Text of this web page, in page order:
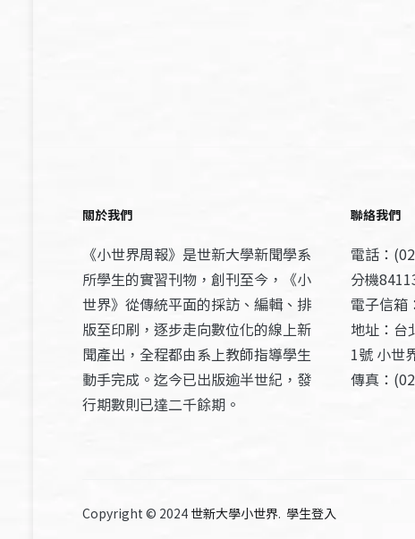
關於我們
《小世界周報》是世新大學新聞學系
所學生的實習刊物，創刊至今，《小
世界》從傳統平面的採訪、編輯、排
版至印刷，逐步走向數位化的線上新
聞產出，全程都由系上教師指導學生
動手完成。迄今已出版逾半世紀，發
行期數則已達二千餘期。
聯絡我們
電話：
分機
電子信
地址：台
1號 小世
傳真：
Copyright © 2024 世新大學小世界. 學生登入